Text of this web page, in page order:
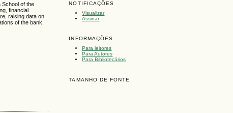
NOTIFICAÇÕES
Visualizar
Assinar
INFORMAÇÕES
Para leitores
Para Autores
Para Bibliotecários
TAMANHO DE FONTE
School of the
financial
raising data on
of the bank,